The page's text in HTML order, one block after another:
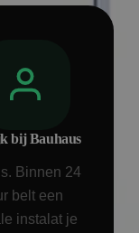
bij Bauhaus
Binnen 24
belt een
instalat je